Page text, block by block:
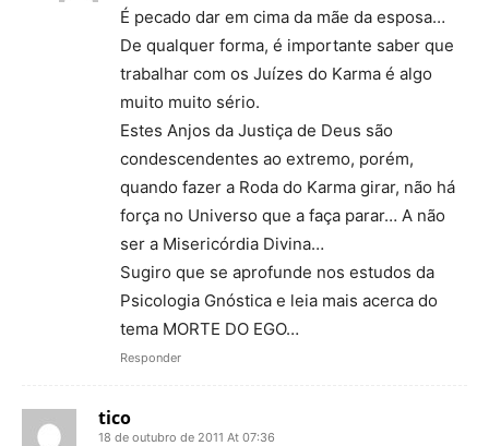
É pecado dar em cima da mãe da esposa…
De qualquer forma, é importante saber que
trabalhar com os Juízes do Karma é algo
muito muito sério.
Estes Anjos da Justiça de Deus são
condescendentes ao extremo, porém,
quando fazer a Roda do Karma girar, não há
força no Universo que a faça parar… A não
ser a Misericórdia Divina…
Sugiro que se aprofunde nos estudos da
Psicologia Gnóstica e leia mais acerca do
tema MORTE DO EGO…
Responder
tico
18 de outubro de 2011 At 07:36